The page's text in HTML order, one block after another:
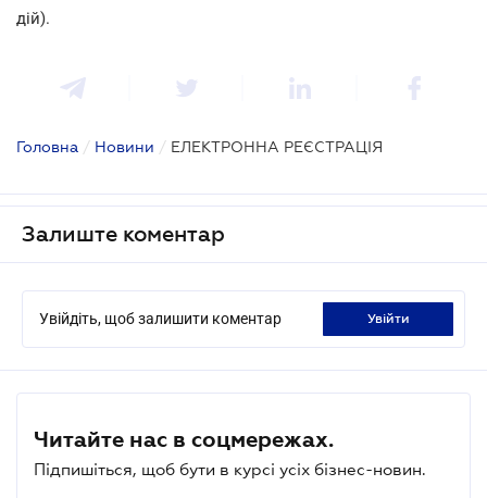
дій).
Головна / Новини / ЕЛЕКТРОННА РЕЄСТРАЦІЯ
Залиште коментар
Увійдіть, щоб залишити коментар увійти
Читайте нас в соцмережах.
Підпишіться, щоб бути в курсі усіх бізнес-новин.